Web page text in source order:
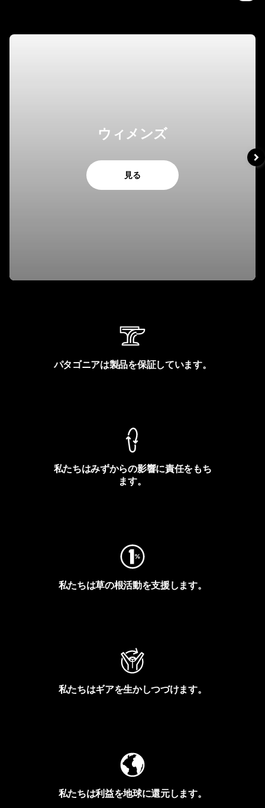
ウィメンズ
見る
パタゴニアは製品を保証しています。
私たちはみずからの影響に責任をもち
ます。
私たちは草の根活動を支援します。
私たちはギアを生かしつづけます。
私たちは利益を地球に還元します。